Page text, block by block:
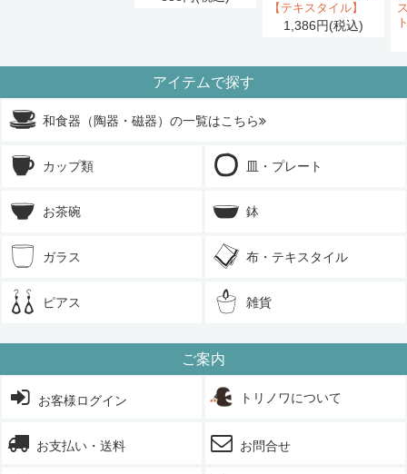
【テキスタイル】
1,386円(税込)
アイテムで探す
和食器（陶器・磁器）の一覧はこちら
カップ類 皿・プレート
お茶碗 鉢
ガラス 布・テキスタイル
ピアス 雑貨
ご案内
お客様ログイン トリノワについて
お支払い・送料 お問合せ